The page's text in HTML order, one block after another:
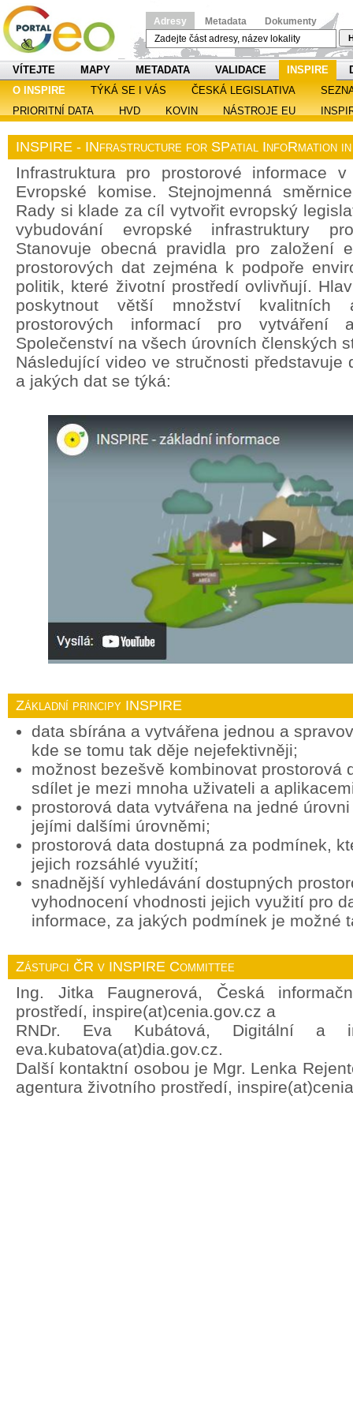
Adresy Metadata Dokumenty
VÍTEJTE MAPY METADATA VALIDACE INSPIRE
O INSPIRE
TÝKÁ SE I VÁS ČESKÁ LEGISLATIVA
PRIORITNÍ DATA
HVD KOVIN NÁSTROJE EU
INSPIRE - INfrastructure for SPatial InfoRmation
Infrastruktura pro prostorové informace
Evropské komise. Stejnojmenná
Rady si klade za cíl vytvořit evropský
vybudování evropské infrastruktury
Stanovuje obecná pravidla pro založení
prostorových dat zejména k podpoře
politik, které životní prostředí ovlivňují.
poskytnout větší množství kvalitních
prostorových informací pro vytváření
Společenství na všech úrovních členských
Následující video ve stručnosti představuje
a jakých dat se týká:
Základní principy INSPIRE
data sbírána a vytvářena jednou a
kde se tomu tak děje nejefektivněji;
možnost bezešvě kombinovat prostorová
sdílet je mezi mnoha uživateli a
prostorová data vytvářena na jedné
jejími dalšími úrovněmi;
prostorová data dostupná za podmínek,
jejich rozsáhlé využití;
snadnější vyhledávání dostupných
vyhodnocení vhodnosti jejich využití pro
informace, za jakých podmínek je možné
Zástupci ČR v INSPIRE Committee
Ing. Jitka Faugnerová, Česká
prostředí, inspire(at)cenia.gov.cz a
RNDr. Eva Kubátová, Digitální a
eva.kubatova(at)dia.gov.cz.
Další kontaktní osobou je Mgr. Lenka
agentura životního prostředí,